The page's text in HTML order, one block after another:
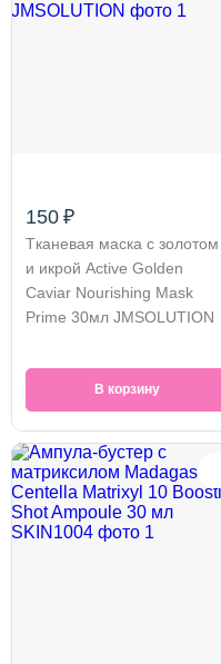
150 ₽
Tканевая маска с золотом
и икрой Active Golden
Caviar Nourishing Mask
Prime 30мл JMSOLUTION
В корзину